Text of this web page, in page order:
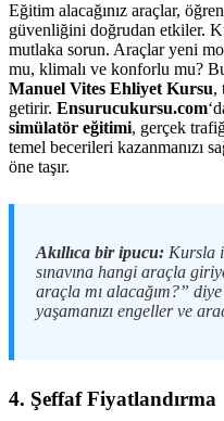
Eğitim alacağınız araçlar,
güvenliğini doğrudan etkiler.
mutlaka sorun. Araçlar yeni
mu, klimalı ve konforlu mu?
Manuel Vites Ehliyet Kursu,
getirir. Ensurucukursu.com
simülatör eğitimi, gerçek
temel becerileri kazanmanızı
öne taşır.
Akıllıca bir ipucu: Kursla
sınavına hangi araçla
araçla mı alacağım?”
yaşamanızı engeller ve
4. Şeffaf Fiyatlandırma